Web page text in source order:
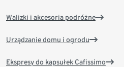
Walizki i akcesoria podróżne
Urządzanie domu i ogrodu
Ekspresy do kapsułek Cafissimo